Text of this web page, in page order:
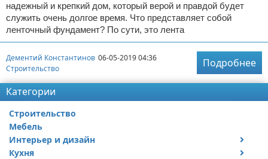
надежный и крепкий дом, который верой и правдой будет
служить очень долгое время. Что представляет собой
ленточный фундамент? По сути, это лента
Дементий Константинов 06-05-2019 04:36
Строительство
Подробнее
Категории
Строительство
Мебель
Интерьер и дизайн
Дизайн дачи
Кухня